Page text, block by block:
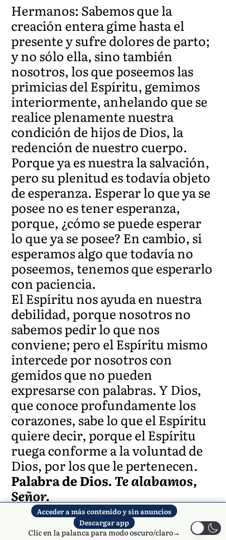
Hermanos: Sabemos que la
creación entera gime hasta el
presente y sufre dolores de parto;
y no sólo ella, sino también
nosotros, los que poseemos las
primicias del Espíritu, gemimos
interiormente, anhelando que se
realice plenamente nuestra
condición de hijos de Dios, la
redención de nuestro cuerpo.
Porque ya es nuestra la salvación,
pero su plenitud es todavía objeto
de esperanza. Esperar lo que ya se
posee no es tener esperanza,
porque, ¿cómo se puede esperar
lo que ya se posee? En cambio, si
esperamos algo que todavía no
poseemos, tenemos que esperarlo
con paciencia.
El Espíritu nos ayuda en nuestra
debilidad, porque nosotros no
sabemos pedir lo que nos
conviene; pero el Espíritu mismo
intercede por nosotros con
gemidos que no pueden
expresarse con palabras. Y Dios,
que conoce profundamente los
corazones, sabe lo que el Espíritu
quiere decir, porque el Espíritu
ruega conforme a la voluntad de
Dios, por los que le pertenecen.
Palabra de Dios.Te alabamos,
Señor.
ACLAMACIÓN ANTES DEL
Acceder a más contenido y sin anuncios
Descargar app
Clic en la palanca para modo oscuro/claro→